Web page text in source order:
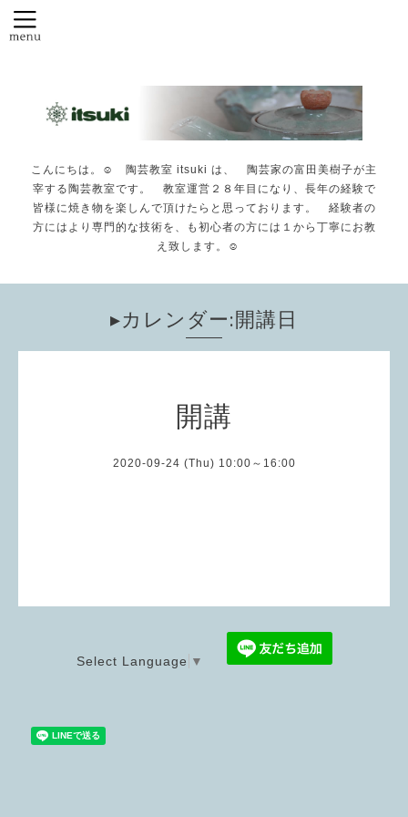
こんにちは。☺️ 陶芸教室 itsuki は、 陶芸家の富田美樹子が主
宰する陶芸教室です。 教室運営２８年目になり、長年の経験で
皆様に焼き物を楽しんで頂けたらと思っております。 経験者の
方にはより専門的な技術を、も初心者の方には１から丁寧にお教
え致します。☺️
▸カレンダー:開講日
開講
2020-09-24 (Thu) 10:00～16:00
Select Language ▼